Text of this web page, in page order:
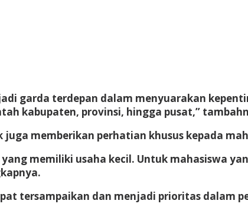
garda terdepan dalam menyuarakan
kabupaten, provinsi, hingga pusat,”
memberikan perhatian khusus kepada
memiliki usaha kecil. Untuk mahasiswa
tersampaikan dan menjadi prioritas dalam